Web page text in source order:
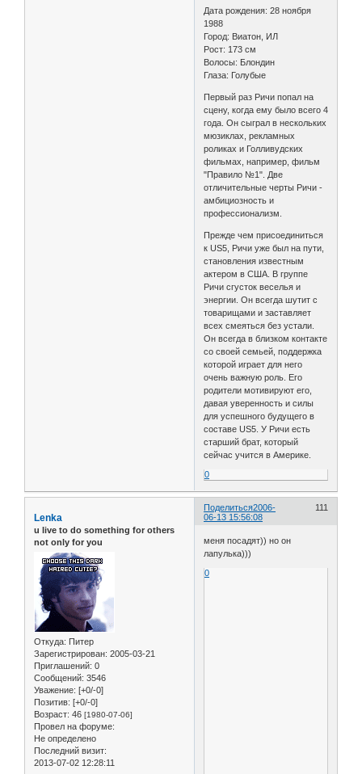
Дата рождения: 28 ноября
1988
Город: Виатон, ИЛ
Рост: 173 см
Волосы: Блондин
Глаза: Голубые
Первый раз Ричи попал на
сцену, когда ему было всего 4
года. Он сыграл в нескольких
мюзиклах, рекламных
роликах и Голливудских
фильмах, например, фильм
"Правило №1". Две
отличительные черты Ричи -
амбициозность и
профессионализм.
Прежде чем присоединиться
к US5, Ричи уже был на пути,
становления известным
актером в США. В группе
Ричи сгусток веселья и
энергии. Он всегда шутит с
товарищами и заставляет
всех смеяться без устали.
Он всегда в близком контакте
со своей семьей, поддержка
которой играет для него
очень важную роль. Его
родители мотивируют его,
давая уверенность и силы
для успешного будущего в
составе US5. У Ричи есть
старший брат, который
сейчас учится в Америке.
0
Поделиться 111
2006-
06-13 15:56:08
Lenka
u live to do something for others
not only for you
Откуда: Питер
Зарегистрирован: 2005-03-21
Приглашений: 0
Сообщений: 3546
Уважение: [+0/-0]
Позитив: [+0/-0]
Возраст: 46 [1980-07-06]
Провел на форуме:
Не определено
Последний визит:
2013-07-02 12:28:11
меня посадят)) но он
лапулька)))
0